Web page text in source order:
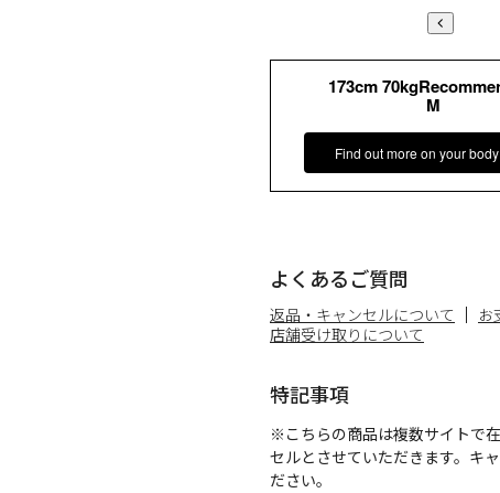
よくあるご質問
返品・キャンセルについて お
店舗受け取りについて
特記事項
※こちらの商品は複数サイトで
セルとさせていただきます。キ
ださい。
173cm
M
Find out more on your